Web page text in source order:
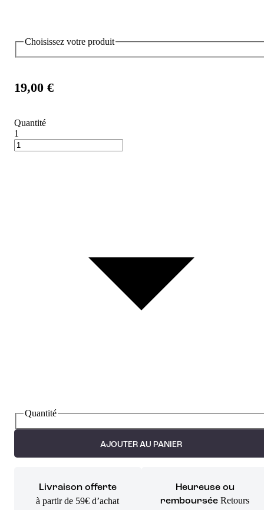
Choisissez votre produit
19,00 €
Quantité
1
Quantité
AJOUTER AU PANIER
Livraison offerte
à partir de 59€ d’achat
Heureuse ou
remboursée Retours